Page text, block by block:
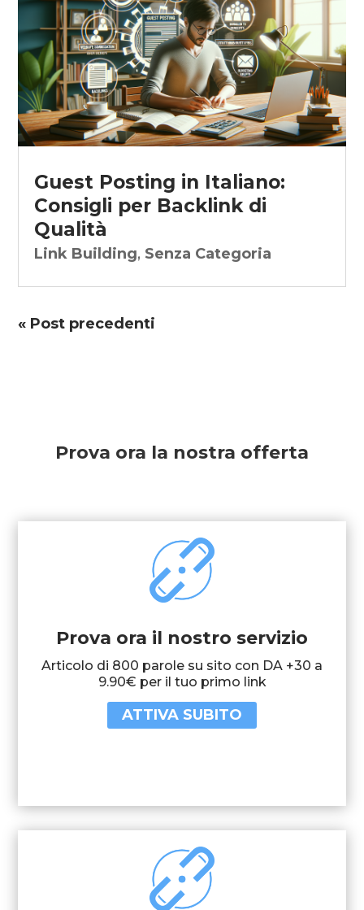
Guest Posting in Italiano:
Consigli per Backlink di
Qualità
Link Building, Senza Categoria
« Post precedenti
Prova ora la nostra offerta
Prova ora il nostro servizio
Articolo di 800 parole su sito con DA +30 a
9.90€ per il tuo primo link
ATTIVA SUBITO